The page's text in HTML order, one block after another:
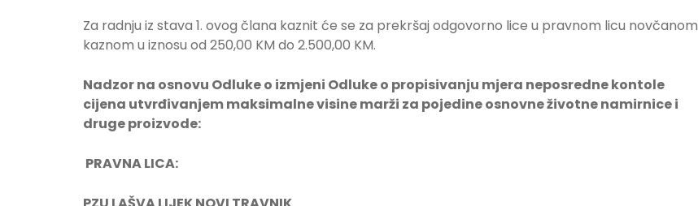
Za radnju iz stava 1. ovog člana kaznit će se za prekršaj odgovorno lice u pravnom licu novčanom
kaznom u iznosu od 250,00 KM do 2.500,00 KM.
Nadzor na osnovu Odluke o izmjeni Odluke o propisivanju mjera neposredne kontole
cijena utvrđivanjem maksimalne visine marži za pojedine osnovne životne namirnice i
druge proizvode:
PRAVNA LICA: